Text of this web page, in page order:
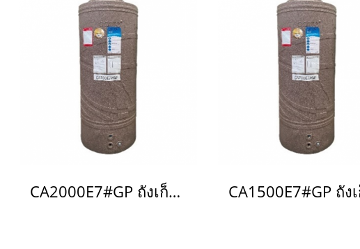
CA2000E7#GP ถังเก็บน้ำบนดิน 2,000 L รุ่น Breeze สีม่วงประกาย